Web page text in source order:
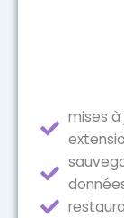
mises à